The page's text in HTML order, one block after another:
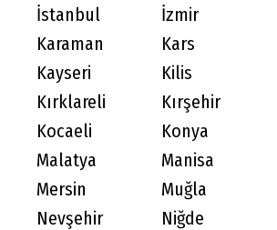
İstanbul
İzmir
Karaman
Kars
Kayseri
Kilis
Kırklareli
Kırşehir
Kocaeli
Konya
Malatya
Manisa
Mersin
Muğla
Nevşehir
Niğde